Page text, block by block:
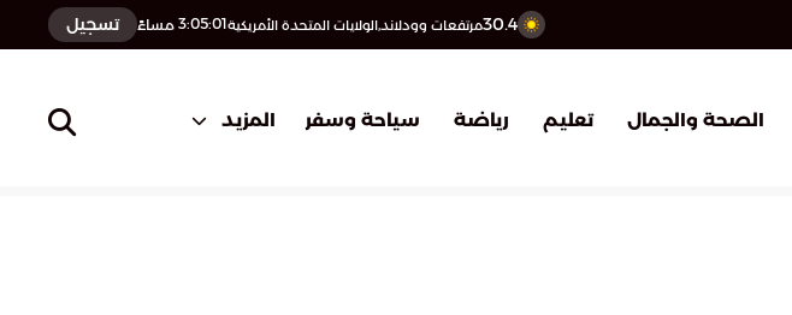
30.4مرتفعات وودلاند,الولايات المتحدة الأمريكية3:05:02 مساءً تسجيل
الصحة والجمال تعليم رياضة سياحة وسفر المزيد